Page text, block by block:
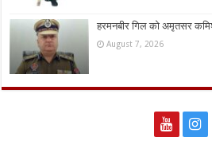
हरमनबीर गिल को अमृतसर
August 7, 2026